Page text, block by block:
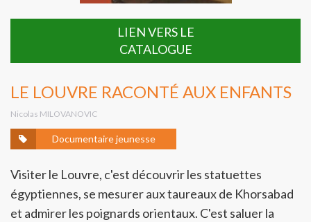
LIEN VERS LE
CATALOGUE
LE LOUVRE RACONTÉ AUX ENFANTS
Nicolas MILOVANOVIC
Documentaire jeunesse
Visiter le Louvre, c'est découvrir les statuettes
égyptiennes, se mesurer aux taureaux de Khorsabad
et admirer les poignards orientaux. C'est saluer la